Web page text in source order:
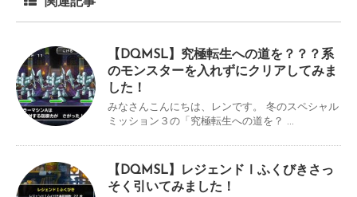
【DQMSL】究極転生への道を？？？系
のモンスターを入れずにクリアしてみま
した！
みなさんこんにちは、レンです。 冬のスペシャル
ミッション３の「究極転生への道を？ ...
【DQMSL】レジェンドⅠふくびきさっ
そく引いてみました！